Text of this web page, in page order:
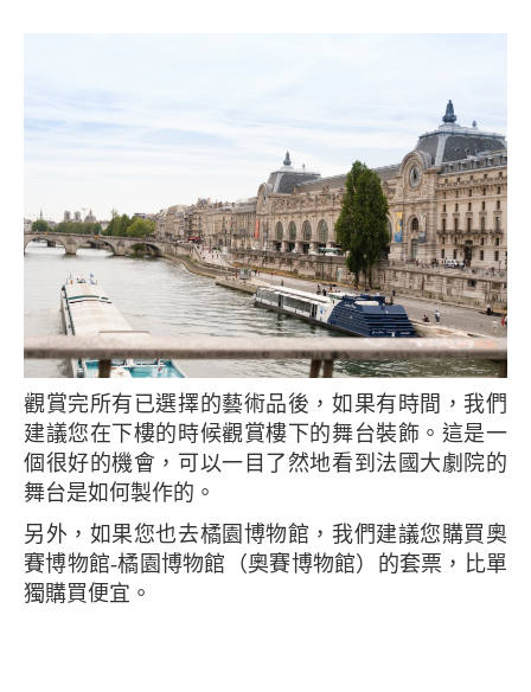
觀賞完所有已選擇的藝術品後，如果有時間，我們
建議您在下樓的時候觀賞樓下的舞台裝飾。這是一
個很好的機會，可以一目了然地看到法國大劇院的
舞台是如何製作的。
另外，如果您也去橘園博物館，我們建議您購買奧
賽博物館-橘園博物館（奧賽博物館）的套票，比單
獨購買便宜。